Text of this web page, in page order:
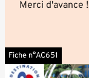
Merci d'avance !
Fiche n°AC651